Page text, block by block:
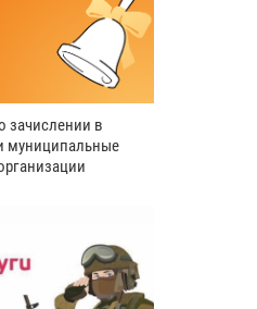
зачислении в
муниципальные